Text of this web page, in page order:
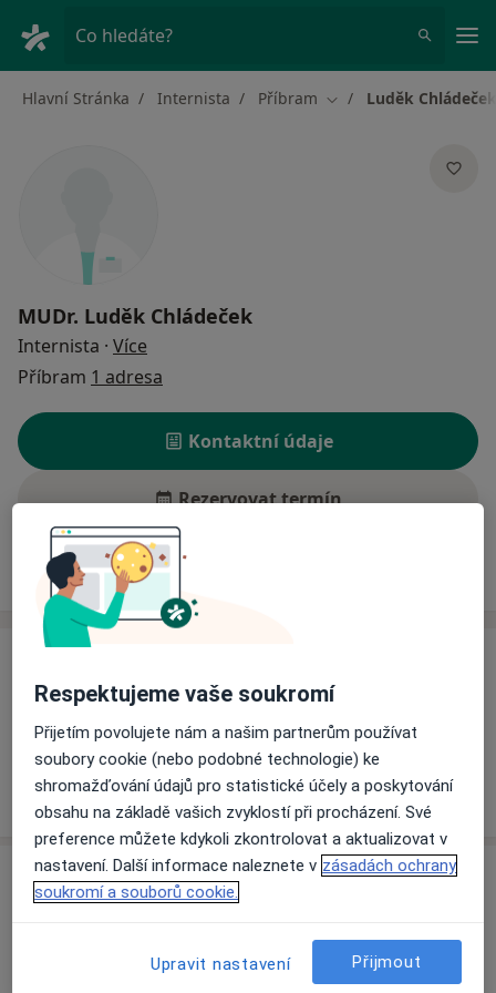
Co hledáte?
Hlavní Stránka Internista Příbram Změna města
Luděk Chládeček
MUDr. Luděk Chládeček
Internista · Více
Příbram 1 adresa
Kontaktní údaje
Rezervovat termín
Ceník
Informace o službách a cenách nejsou k dispozici
Tento specialista ještě nepřidával žádné informace o
svých službách.
Adresa
Podbrdská 269, Příbram26101
Respektujeme vaše soukromí
Přijetím povolujete nám a našim partnerům používat
soubory cookie (nebo podobné technologie) ke
shromažďování údajů pro statistické účely a poskytování
obsahu na základě vašich zvyklostí při procházení. Své
preference můžete kdykoli zkontrolovat a aktualizovat v
nastavení. Další informace naleznete v zásadách ochrany
soukromí a souborů cookie.
Upravit nastavení Přijmout